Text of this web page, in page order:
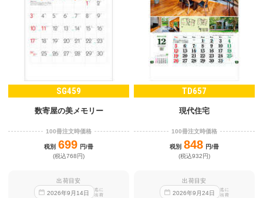
SG459
数寄屋の美メモリー
100冊注文時価格
税別 699 円/冊
(税込768円)
出荷目安
2026年9 月14日
迄に
出荷
TD657
現代住宅
100冊注文時価格
税別 848 円/冊
(税込932円)
出荷目安
2026年9 月24日
迄に
出荷